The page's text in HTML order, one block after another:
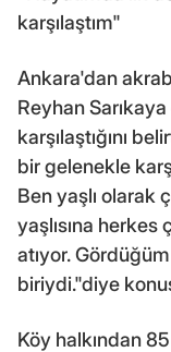
karşılaştım"
Ankara'dan
Reyhan
karşılaştığını
bir gelenekle
Ben yaşlı olarak
yaşlısına
atıyor.
biriydi."diye
Köy halkından